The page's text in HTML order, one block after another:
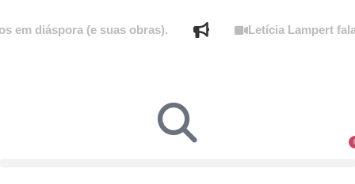
diáspora (e suas obras). Letícia Lampert fala